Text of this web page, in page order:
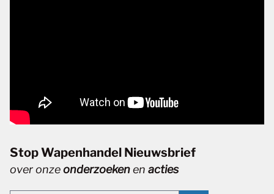
Stop Wapenhandel Nieuwsbrief
over onzeonderzoekenen acties